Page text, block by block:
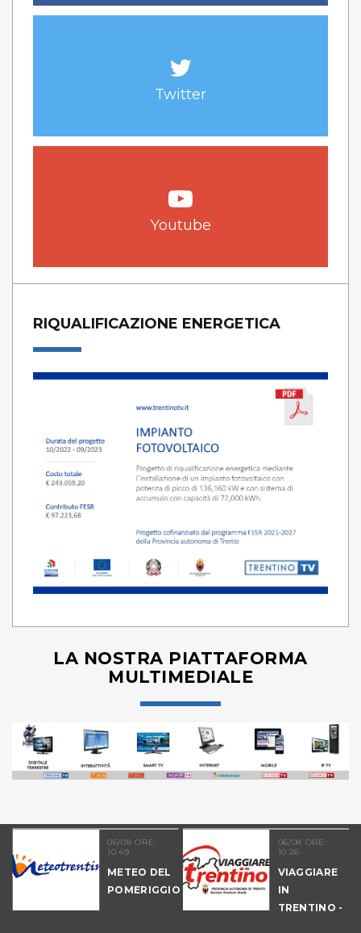
Twitter
Youtube
RIQUALIFICAZIONE ENERGETICA
LA NOSTRA PIATTAFORMA
MULTIMEDIALE
06/08 ORE:
10.49
METEO DEL
POMERIGGIO
06/08 ORE:
10.26
VIAGGIARE
IN
TRENTINO -